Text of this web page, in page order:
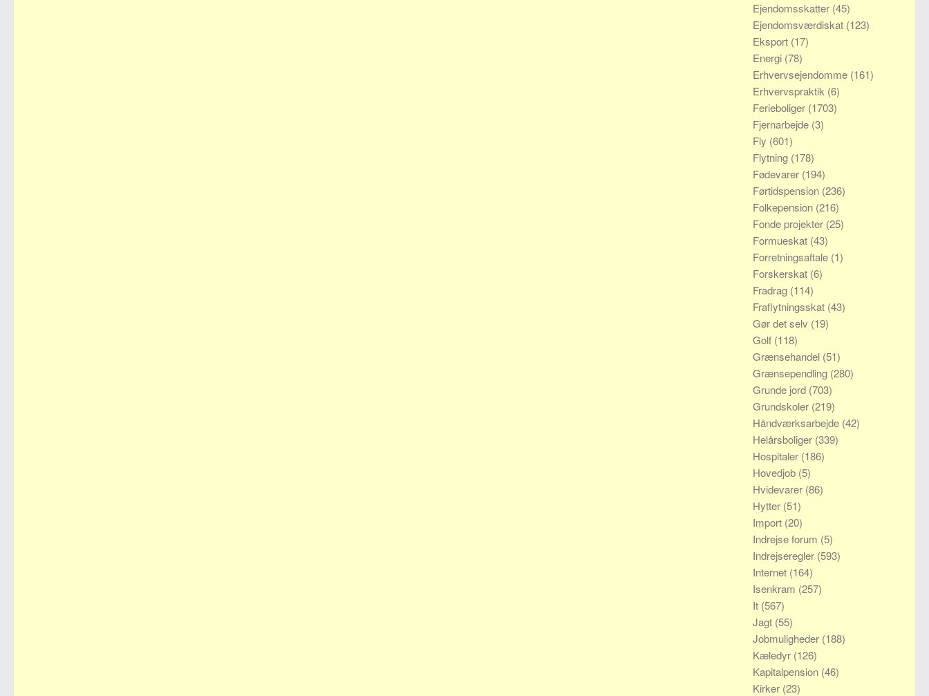
Ejendomsskatter (45)
Ejendomsværdiskat (123)
Eksport (17)
Energi (78)
Erhvervsejendomme (161)
Erhvervspraktik (6)
Ferieboliger (1703)
Fjernarbejde (3)
Fly (601)
Flytning (178)
Fødevarer (194)
Førtidspension (236)
Folkepension (216)
Fonde projekter (25)
Formueskat (43)
Forretningsaftale (1)
Forskerskat (6)
Fradrag (114)
Fraflytningsskat (43)
Gør det selv (19)
Golf (118)
Grænsehandel (51)
Grænsependling (280)
Grunde jord (703)
Grundskoler (219)
Håndværksarbejde (42)
Helårsboliger (339)
Hospitaler (186)
Hovedjob (5)
Hvidevarer (86)
Hytter (51)
Import (20)
Indrejse forum (5)
Indrejseregler (593)
Internet (164)
Isenkram (257)
It (567)
Jagt (55)
Jobmuligheder (188)
Kæledyr (126)
Kapitalpension (46)
Kirker (23)